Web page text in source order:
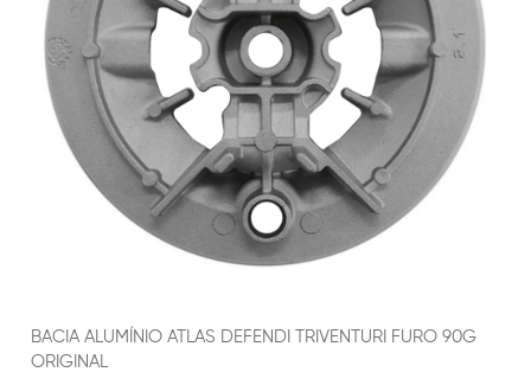
BACIA ALUMÍNIO ATLAS DEFENDI TRIVENTURI FURO 90G
ORIGINAL